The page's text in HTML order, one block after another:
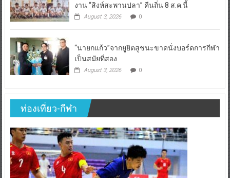
งาน “สิงห์สะพานปลา” คืนถิ่น 8 ส.ค.นี้
August 3, 2026 0
“นายกแก้ว”จากยูยิตสูชนะขาดนั่งบอร์ดการกีฬา
เป็นสมัยที่สอง
August 3, 2026 0
ท่องเที่ยว-กีฬา